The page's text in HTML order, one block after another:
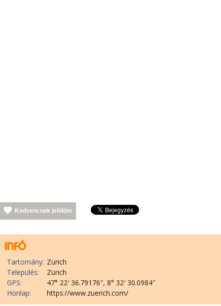
Kedvencnek jelölöm
Tartomány: Zürich
Település:
Zürich
GPS:
47° 22′ 36.79176″, 8° 32′ 30.0984″
Honlap:
https://www.zuerich.com/